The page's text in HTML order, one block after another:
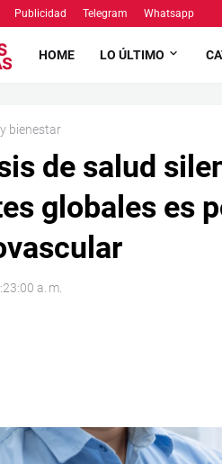
Publicidad Telegram Whatsapp
HOME LO ÚLTIMO
bienestar
de salud
globales es
a. m.